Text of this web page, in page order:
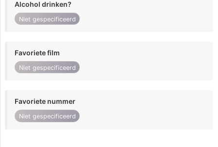
Alcohol drinken?
Niet gespecificeerd
Favoriete film
Niet gespecificeerd
Favoriete nummer
Niet gespecificeerd